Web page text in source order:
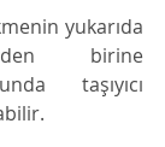
yukarıda
birine
taşıyıcı